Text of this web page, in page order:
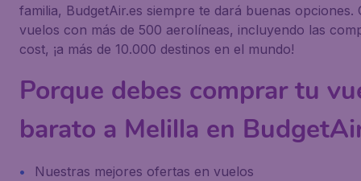
familia, BudgetAir.es siempre te dará buenas opciones.
vuelos con más de 500 aerolíneas, incluyendo las
cost, ¡a más de 10.000 destinos en el mundo!
Porque debes comprar tu
barato a Melilla en
Nuestras mejores ofertas en vuelos